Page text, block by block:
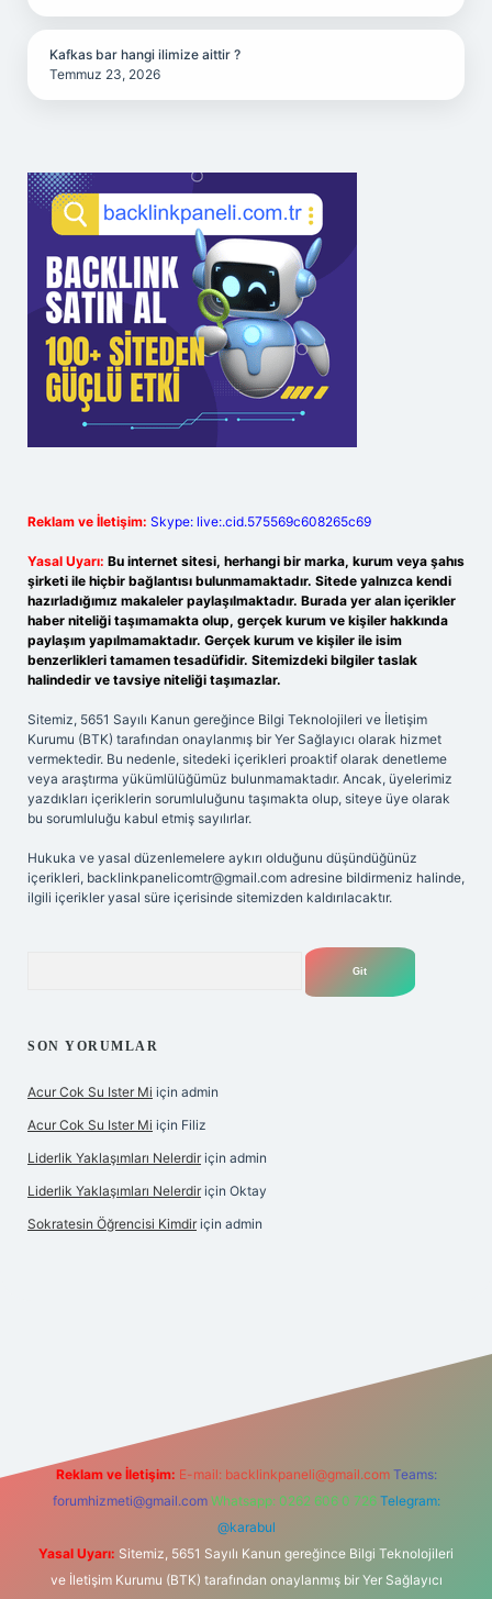
Kafkas bar hangi ilimize aittir ?
Temmuz 23, 2026
Reklam ve İletişim: Skype: live:.cid.575569c608265c69
Yasal Uyarı: Bu internet sitesi, herhangi bir marka, kurum veya şahıs
şirketi ile hiçbir bağlantısı bulunmamaktadır. Sitede yalnızca kendi
hazırladığımız makaleler paylaşılmaktadır. Burada yer alan içerikler
haber niteliği taşımamakta olup, gerçek kurum ve kişiler hakkında
paylaşım yapılmamaktadır. Gerçek kurum ve kişiler ile isim
benzerlikleri tamamen tesadüfidir. Sitemizdeki bilgiler taslak
halindedir ve tavsiye niteliği taşımazlar.
Sitemiz, 5651 Sayılı Kanun gereğince Bilgi Teknolojileri ve İletişim
Kurumu (BTK) tarafından onaylanmış bir Yer Sağlayıcı olarak hizmet
vermektedir. Bu nedenle, sitedeki içerikleri proaktif olarak denetleme
veya araştırma yükümlülüğümüz bulunmamaktadır. Ancak, üyelerimiz
yazdıkları içeriklerin sorumluluğunu taşımakta olup, siteye üye olarak
bu sorumluluğu kabul etmiş sayılırlar.
Hukuka ve yasal düzenlemelere aykırı olduğunu düşündüğünüz
içerikleri, backlinkpanelicomtr@gmail.com adresine bildirmeniz halinde,
ilgili içerikler yasal süre içerisinde sitemizden kaldırılacaktır.
SON YORUMLAR
Acur Cok Su Ister Mi için admin
Acur Cok Su Ister Mi için Filiz
Liderlik Yaklaşımları Nelerdir için admin
Liderlik Yaklaşımları Nelerdir için Oktay
Sokratesin Öğrencisi Kimdir için admin
Reklam ve İletişim: E-mail: backlinkpaneli@gmail.com Teams:
forumhizmeti@gmail.com Whatsapp: 0262 606 0 726 Telegram:
@karabul
Yasal Uyarı: Sitemiz, 5651 Sayılı Kanun gereğince Bilgi Teknolojileri
ve İletişim Kurumu (BTK) tarafından onaylanmış bir Yer Sağlayıcı